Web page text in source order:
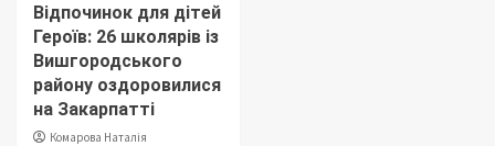
Відпочинок для дітей
Героїв: 26 школярів із
Вишгородського
району оздоровилися
на Закарпатті
Комарова Наталія